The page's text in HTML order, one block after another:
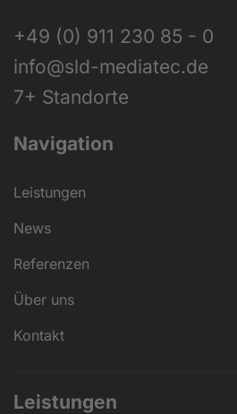
+49 (0) 911 230 85 - 0
info@sld-mediatec.de
7+ Standorte
Navigation
Leistungen
News
Referenzen
Über uns
Kontakt
Leistungen